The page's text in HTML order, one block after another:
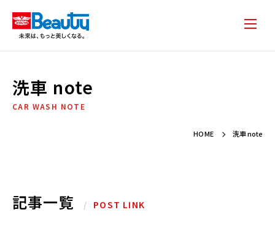
洗車 note
CAR WASH NOTE
HOME 洗車 note
記事一覧 / POST LINK